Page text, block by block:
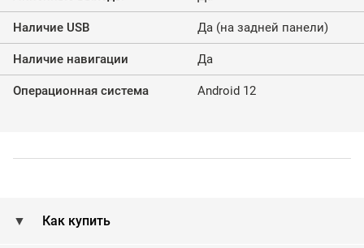
Наличие USB Да (на задней панели)
Наличие навигации Да
Операционная система Android 12
Как купить